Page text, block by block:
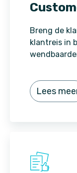
Breng de
klantreis in
Lees